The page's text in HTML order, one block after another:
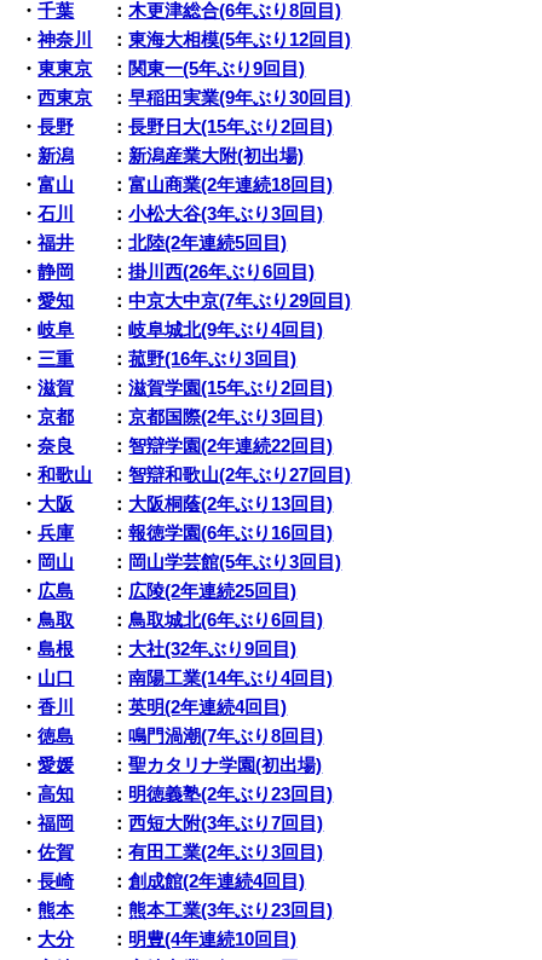
・千葉 ：木更津総合(6年ぶり8回目)
・神奈川 ：東海大相模(5年ぶり12回目)
・東東京 ： 関東一(5年ぶり9回目)
・西東京 ：早稲田実業(9年ぶり30回目)
・長野 ：長野日大(15年ぶり2回目)
・ 新潟 ： 新潟産業大附(初出場)
・富山 ：富山商業(2年連続18回目)
・石川 ：小松大谷(3年ぶり3回目)
・福井 ：北陸(2年連続5回目)
・静岡 ：掛川西(26年ぶり6回目)
・愛知 ：中京大中京(7年ぶり29回目)
・岐阜 ：岐阜城北(9年ぶり4回目)
・ 三重 ：菰野(16年ぶり3回目)
・滋賀 ：滋賀学園(15年ぶり2回目)
・京都 ：京都国際(2年ぶり3回目)
・奈良 ：智辯学園(2年連続22回目)
・和歌山 ：智辯和歌山(2年ぶり27回目)
・ 大阪 ： 大阪桐蔭(2年ぶり13回目)
・兵庫 ：報徳学園(6年ぶり16回目)
・ 岡山 ： 岡山学芸館(5年ぶり3回目)
・ 広島 ： 広陵(2年連続25回目)
・鳥取 ：鳥取城北(6年ぶり6回目)
・島根 ： 大社(32年ぶり9回目)
・ 山口 ：南陽工業(14年ぶり4回目)
・香川 ：英明(2年連続4回目)
・徳島 ： 鳴門渦潮(7年ぶり8回目)
・愛媛 ：聖カタリナ学園(初出場)
・高知 ： 明徳義塾(2年ぶり23回目)
・福岡 ：西短大附(3年ぶり7回目)
・佐賀 ：有田工業(2年ぶり3回目)
・長崎：創成館(2年連続4回目)
・熊本：熊本工業(3年ぶり23回目)
・ 大分 ： 明豊(4年連続10回目)